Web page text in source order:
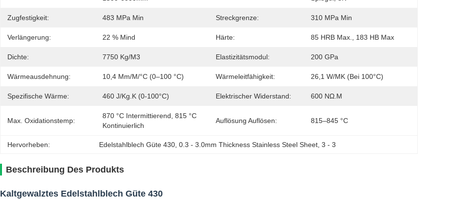
Zugfestigkeit: 483 MPa Min Streckgrenze: 310 MPa Min
Verlängerung: 22 % Mind Härte: 85 HRB Max., 183 HB Max
Dichte: 7750 Kg/m3 Elastizitätsmodul: 200 GPa
Wärmeausdehnung: 10,4 Μm/m/°C (0–100 °C) Wärmeleitfähigkeit: 26,1 W/mK (bei 100°C)
Spezifische Wärme: 460 J/kg.K (0-100°C) Elektrischer Widerstand: 600 NΩ.m
Max. Oxidationstemp:
870 °C Intermittierend, 815 °C
Kontinuierlich
Auflösung Auflösen: 815–845 °C
Hervorheben: Edelstahlblech Güte 430 , 0.3 - 3.0mm Thickness Stainless Steel Sheet , 3 - 3
Beschreibung Des Produkts
Kaltgewalztes Edelstahlblech Güte 430